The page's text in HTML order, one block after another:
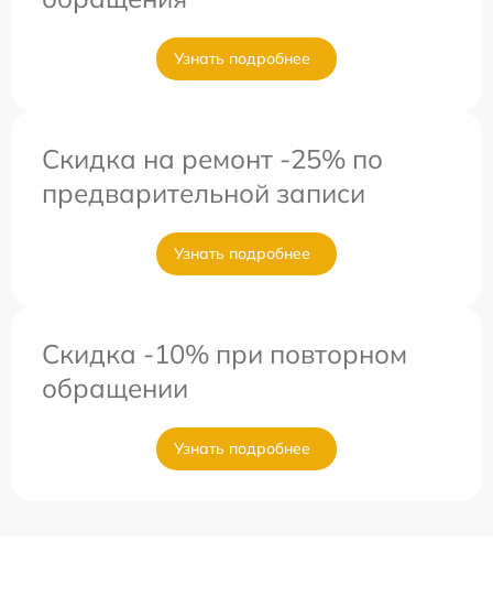
Узнать подробнее
Скидка на ремонт -25% по
предварительной записи
Узнать подробнее
Скидка -10% при повторном
обращении
Узнать подробнее